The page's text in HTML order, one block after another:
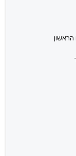
הראשון